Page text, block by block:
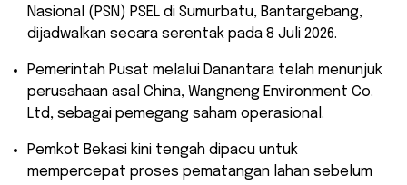
Nasional (PSN) PSEL di Sumurbatu, Bantargebang,
dijadwalkan secara serentak pada 8 Juli 2026.
​Pemerintah Pusat melalui Danantara telah menunjuk
perusahaan asal China, Wangneng Environment Co.
Ltd, sebagai pemegang saham operasional.
​Pemkot Bekasi kini tengah dipacu untuk
mempercepat proses pematangan lahan sebelum